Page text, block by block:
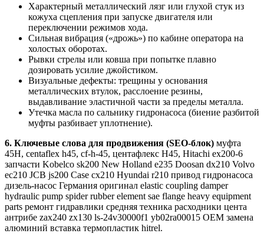
Характерный металлический лязг или глухой стук из
кожуха сцепления при запуске двигателя или
переключении режимов хода.
Сильная вибрация («дрожь») по кабине оператора на
холостых оборотах.
Рывки стрелы или ковша при попытке плавно
дозировать усилие джойстиком.
Визуальные дефекты: трещины у основания
металлических втулок, расслоение резины,
выдавливание эластичной части за пределы металла.
Утечка масла по сальнику гидронасоса (биение разбитой
муфты разбивает уплотнение).
6. Ключевые слова для продвижения (SEO-блок) муфта
45H, centaflex h45, cf-h-45, центафлекс Н45, Hitachi ex200-6
запчасти Kobelco sk200 New Holland e235 Doosan dx210 Volvo
ec210 JCB js200 Case cx210 Hyundai r210 привод гидронасоса
дизель-насос Германия оригинал elastic coupling damper
hydraulic pump spider rubber element sae flange heavy equipment
parts ремонт гидравлики средняя техника расходники центa
антрибе zax240 zx130 ls-24v30000f1 yb02ra00015 OEM замена
алюминий вставка термопластик hitrel.